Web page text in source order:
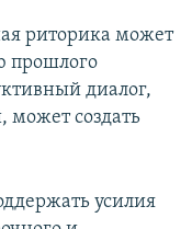
риторика может
прошлого
диалог,
может создать
усилия